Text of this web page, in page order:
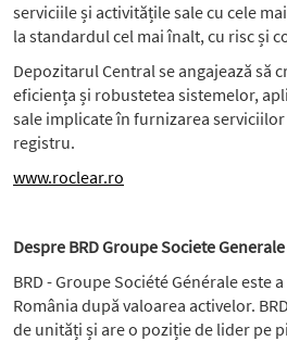
serviciile și activitățile sale cu cele
la standardul cel mai înalt, cu risc și
Depozitarul Central se angajează să
eficiența și robustetea sistemelor,
sale implicate în furnizarea
registru.
www.roclear.ro
Despre BRD Groupe Societe Generale
BRD - Groupe Société Générale este
România după valoarea activelor.
de unități și are o poziție de lider pe